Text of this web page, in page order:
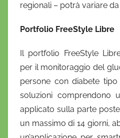
regionali – potrà variare da
Portfolio FreeStyle Libre
Il portfolio FreeStyle
per il monitoraggio del
persone con diabete
soluzioni comprendono
applicato sulla parte
un massimo di 14 giorni,